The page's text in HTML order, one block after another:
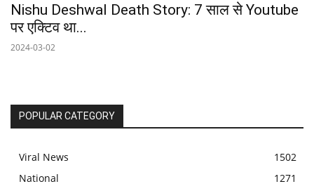
Nishu Deshwal Death Story: 7 साल से Youtube
पर एक्टिव था...
2024-03-02
POPULAR CATEGORY
Viral News
1502
National
1271